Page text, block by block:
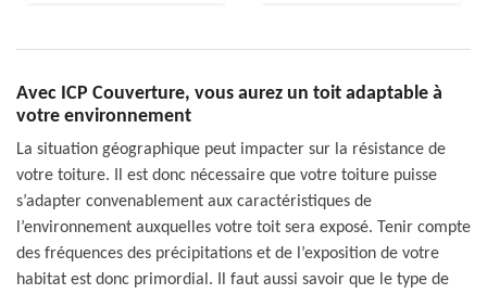
Avec ICP Couverture, vous aurez un toit adaptable à
votre environnement
La situation géographique peut impacter sur la résistance de
votre toiture. Il est donc nécessaire que votre toiture puisse
s’adapter convenablement aux caractéristiques de
l’environnement auxquelles votre toit sera exposé. Tenir compte
des fréquences des précipitations et de l’exposition de votre
habitat est donc primordial. Il faut aussi savoir que le type de